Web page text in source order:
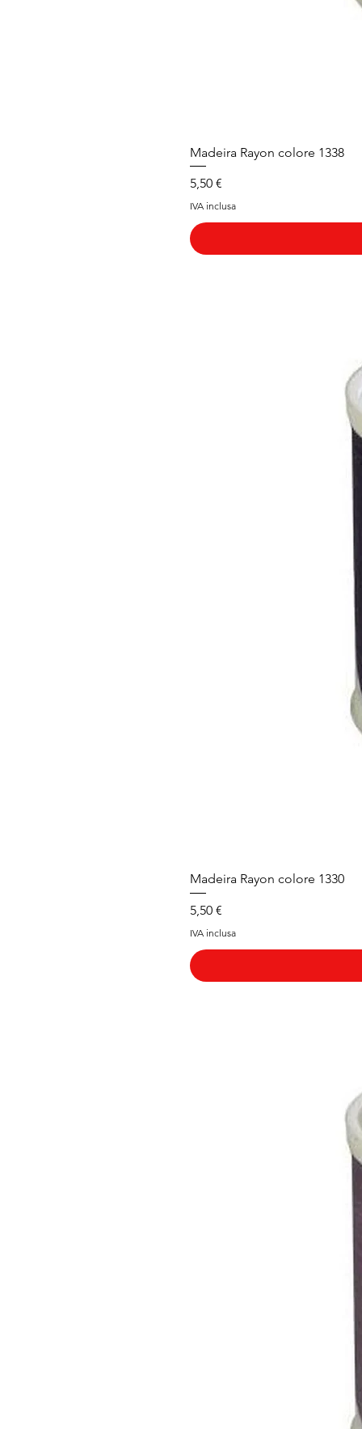
Madeira Rayon colore 1338
Prezzo
5,50 €
IVA inclusa
Madeira Rayon colore 1330
Prezzo
5,50 €
IVA inclusa